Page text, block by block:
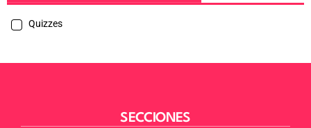
Quizzes
SECCIONES